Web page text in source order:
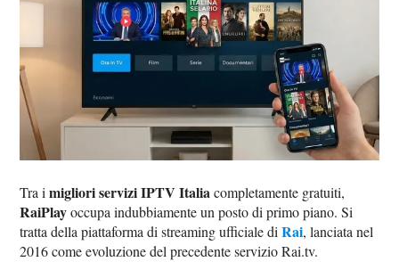
Tra imigliori servizi IPTV Italiacompletamente gratuiti,
RaiPlayoccupa indubbiamente un posto di primo piano. Si
tratta della piattaforma di streaming ufficiale diRai, lanciata nel
2016 come evoluzione del precedente servizio Rai.tv.